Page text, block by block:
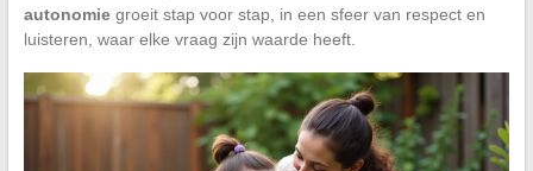
autonomiegroeit stap voor stap, in een sfeer van respect en
luisteren, waar elke vraag zijn waarde heeft.